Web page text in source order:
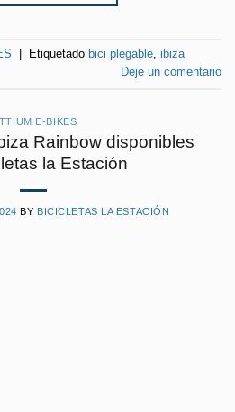
Etiquetado bici plegable ibiza
Deje un comentario
E-BIKES
Rainbow disponibles
la Estación
BY BICICLETAS LA ESTACIÓN